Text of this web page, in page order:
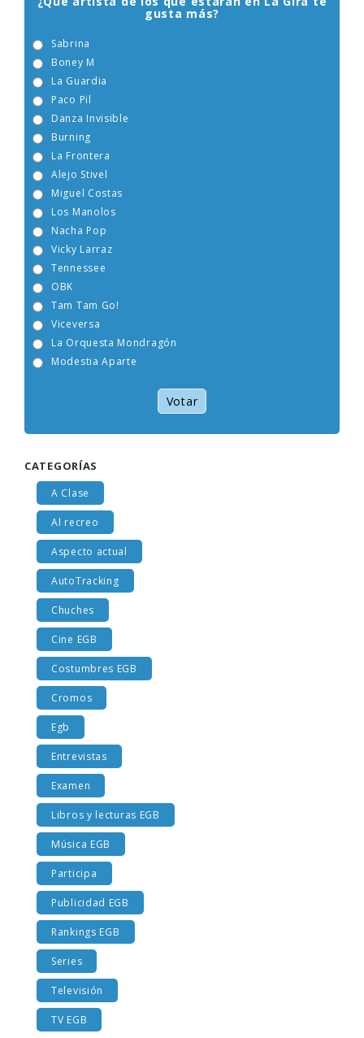
¿Qué artista de los que estarán en La Gira te
gusta más?
Boney M
Burning
Alejo Stivel
Miguel Costas
Nacha Pop
Vicky Larraz
La Orquesta Mondragón
Modestia Aparte
Votar
A Clase
Al recreo
Aspecto actual
AutoTracking
Chuches
Cine EGB
Costumbres EGB
Cromos
Egb
Entrevistas
Examen
Libros y lecturas EGB
Música EGB
Participa
Publicidad EGB
Rankings EGB
Series
Televisión
TV EGB